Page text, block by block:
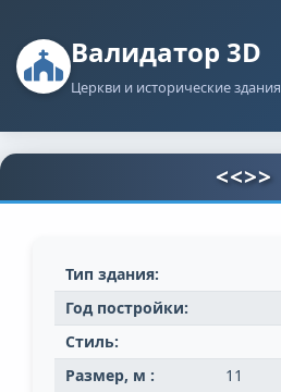
Валидатор 3D
Церкви и исторические здания
<<>>
Тип здания:
Год постройки:
Стиль:
Размер, м :
11